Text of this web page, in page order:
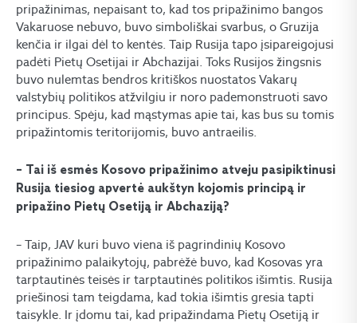
pripažinimas, nepaisant to, kad tos pripažinimo bangos
Vakaruose nebuvo, buvo simboliškai svarbus, o Gruzija
kenčia ir ilgai dėl to kentės. Taip Rusija tapo įsipareigojusi
padėti Pietų Osetijai ir Abchazijai. Toks Rusijos žingsnis
buvo nulemtas bendros kritiškos nuostatos Vakarų
valstybių politikos atžvilgiu ir noro pademonstruoti savo
principus. Spėju, kad mąstymas apie tai, kas bus su tomis
pripažintomis teritorijomis, buvo antraeilis.
– Tai iš esmės Kosovo pripažinimo atveju pasipiktinusi
Rusija tiesiog apvertė aukštyn kojomis principą ir
pripažino Pietų Osetiją ir Abchaziją?
– Taip, JAV kuri buvo viena iš pagrindinių Kosovo
pripažinimo palaikytojų, pabrėžė buvo, kad Kosovas yra
tarptautinės teisės ir tarptautinės politikos išimtis. Rusija
priešinosi tam teigdama, kad tokia išimtis gresia tapti
taisykle. Ir įdomu tai, kad pripažindama Pietų Osetiją ir